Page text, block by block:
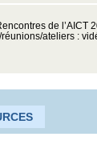
de l’AICT
ateliers :